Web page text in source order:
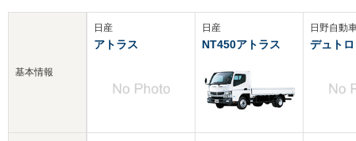
基本情報
日産
アトラス
日産
NT450アトラス
日野自動
デュトロ